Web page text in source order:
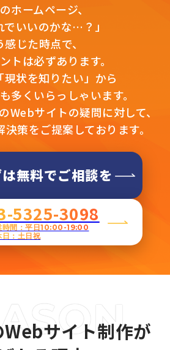
のホームページ、
でいいのかな…？」
感じた時点で、
トは必ずあります。
現状を知りたい」から
多くいらっしゃいます。
Webサイトの疑問に対して、
策をご提案しております。
無料でご相談を
5325-3098
時間：平日10:00-19:00
日：土日祝
サイト制作が